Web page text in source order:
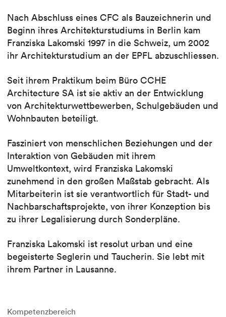
Nach Abschluss eines CFC als Bauzeichnerin und
Beginn ihres Architekturstudiums in Berlin kam
Franziska Lakomski 1997 in die Schweiz, um 2002
ihr Architekturstudium an der EPFL abzuschliessen.
Seit ihrem Praktikum beim Büro CCHE
Architecture SA ist sie aktiv an der Entwicklung
von Architekturwettbewerben, Schulgebäuden und
Wohnbauten beteiligt.
Fasziniert von menschlichen Beziehungen und der
Interaktion von Gebäuden mit ihrem
Umweltkontext, wird Franziska Lakomski
zunehmend in den großen Maßstab gebracht. Als
Mitarbeiterin ist sie verantwortlich für Stadt- und
Nachbarschaftsprojekte, von ihrer Konzeption bis
zu ihrer Legalisierung durch Sonderpläne.
Franziska Lakomski ist resolut urban und eine
begeisterte Seglerin und Taucherin. Sie lebt mit
ihrem Partner in Lausanne.
Kompetenzbereich